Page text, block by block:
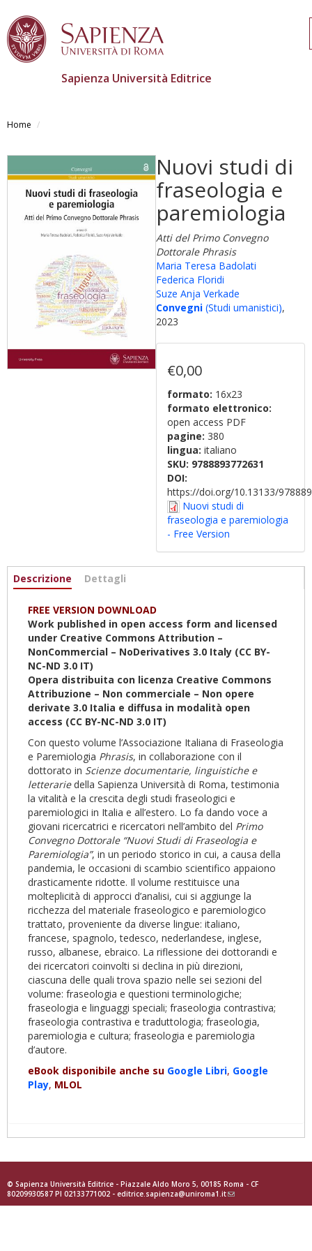
main
Sapienza Università Editrice
Home
Nuovi studi di
fraseologia e
paremiologia
Atti del Primo Convegno
Dottorale Phrasis
Maria Teresa Badolati
Federica Floridi
Suze Anja Verkade
Convegni (Studi umanistici),
2023
€0,00
formato: 16x23
formato elettronico:
open access PDF
pagine: 380
lingua: italiano
SKU: 9788893772631
DOI:
https://doi.org/10.13133/
Nuovi studi di
fraseologia e paremiologia
- Free Version
Informazioni
Descrizione (active
Dettagli
FREE VERSION DOWNLOAD
Work published in open access form and licensed
under Creative Commons Attribution –
NonCommercial – NoDerivatives 3.0 Italy (CC BY-
NC-ND 3.0 IT)
Opera distribuita con licenza Creative Commons
Attribuzione – Non commerciale – Non opere
derivate 3.0 Italia e diffusa in modalità open
access (CC BY-NC-ND 3.0 IT)
Con questo volume l’Associazione Italiana di Fraseologia
e Paremiologia Phrasis, in collaborazione con il
dottorato in Scienze documentarie, linguistiche e
letterariedella Sapienza Università di Roma, testimonia
la vitalità e la crescita degli studi fraseologici e
paremiologici in Italia e all’estero. Lo fa dando voce a
giovani ricercatrici e ricercatori nell’ambito del Primo
Convegno Dottorale “Nuovi Studi di Fraseologia e
Paremiologia”, in un periodo storico in cui, a causa della
pandemia, le occasioni di scambio scientifico appaiono
drasticamente ridotte. Il volume restituisce una
molteplicità di approcci d’analisi, cui si aggiunge la
ricchezza del materiale fraseologico e paremiologico
trattato, proveniente da diverse lingue: italiano,
francese, spagnolo, tedesco, nederlandese, inglese,
russo, albanese, ebraico. La riflessione dei dottorandi e
dei ricercatori coinvolti si declina in più direzioni,
ciascuna delle quali trova spazio nelle sei sezioni del
volume: fraseologia e questioni terminologiche;
fraseologia e linguaggi speciali; fraseologia contrastiva;
fraseologia contrastiva e traduttologia; fraseologia,
paremiologia e cultura; fraseologia e paremiologia
d’autore.
eBook disponibile anche su Google Libri, Google
Play, MLOL
© Sapienza Università Editrice - Piazzale Aldo Moro 5, 00185 Roma - CF
80209930587 PI 02133771002 - editrice.sapienza@uniroma1.it(link
sends